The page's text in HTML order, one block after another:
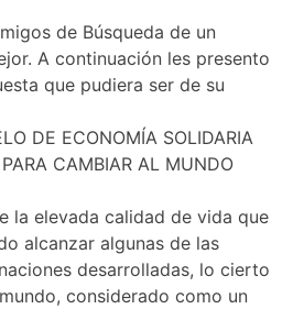
de Búsqueda de un
A continuación les presento
que pudiera ser de su
DE ECONOMÍA SOLIDARIA
CAMBIAR AL MUNDO
la elevada calidad de vida que
alcanzar algunas de las
desarrolladas, lo cierto
considerado como un